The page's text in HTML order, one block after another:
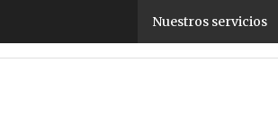
Nuestros servicios
LTE en el Mobile World Congress